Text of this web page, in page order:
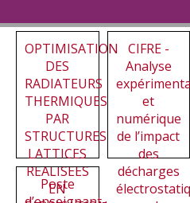
OPTIMISATION
DES
RADIATEURS
THERMIQUES
PAR
STRUCTURES
LATTICES
REALISEES
EN
CIFRE -
Analyse
et
numérique
de l’impact
des
décharges
Poste